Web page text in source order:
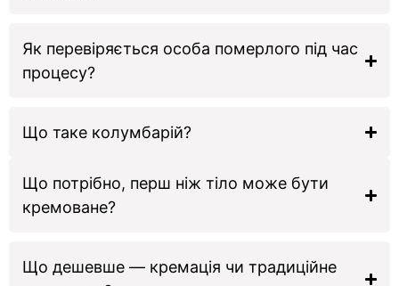
Як перевіряється особа померлого під час
процесу?
Що таке колумбарій?
Що потрібно, перш ніж тіло може бути
кремоване?
Що дешевше — кремація чи традиційне